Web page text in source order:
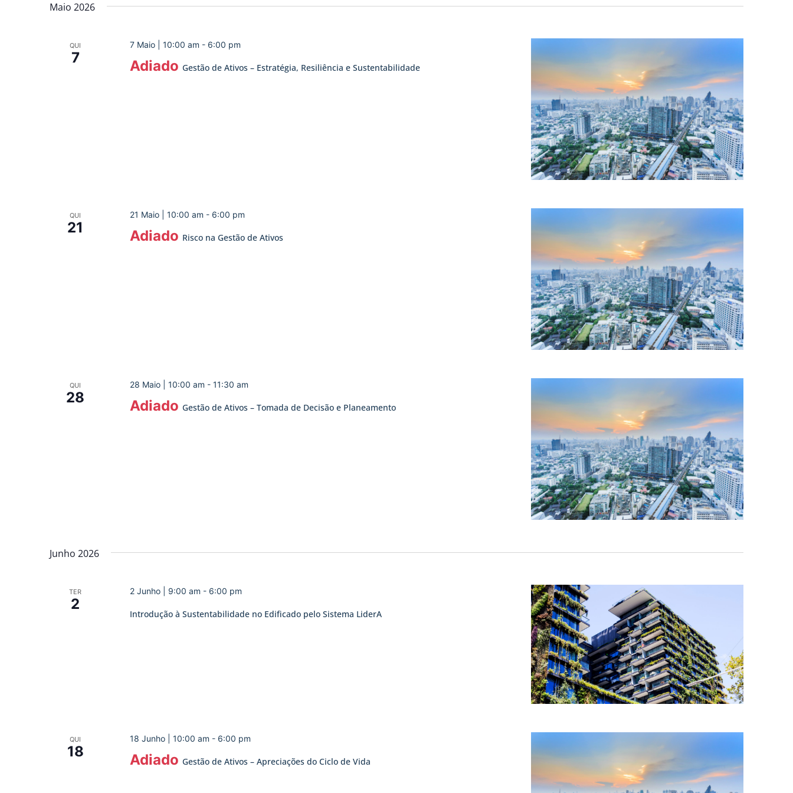
Eventos
Maio 2026
QUI
7 Adiado Gestão de Ativos – Estratégia, Resiliência e Sustentabilidade
7 Maio | 10:00 am - 6:00 pm
QUI
21 Adiado Risco na Gestão de Ativos
21 Maio | 10:00 am - 6:00 pm
QUI
28 Adiado Gestão de Ativos – Tomada de Decisão e Planeamento
28 Maio | 10:00 am - 11:30 am
Junho 2026
TER
2
Introdução à Sustentabilidade no Edificado pelo Sistema LiderA
2 Junho | 9:00 am - 6:00 pm
QUI
18 Adiado Gestão de Ativos – Apreciações do Ciclo de Vida
18 Junho | 10:00 am - 6:00 pm